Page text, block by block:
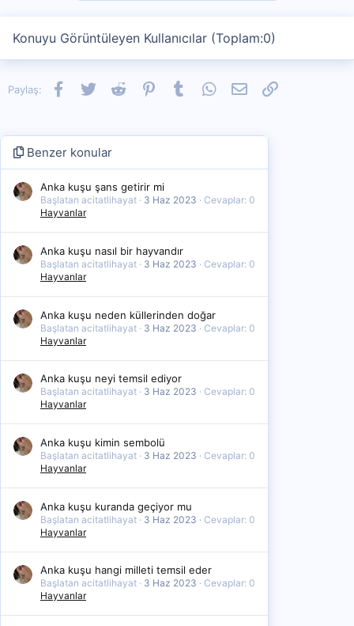
Konuyu Görüntüleyen Kullanıcılar (Toplam:0)
Paylaş: Facebook
TwitterReddit PinterestTumblrWhatsApp
E-postaLink
Benzer konular
Anka kuşu şans getirir mi
Başlatan acitatlihayat 3 Haz 2023
Cevaplar: 0
Hayvanlar
Anka kuşu nasıl bir hayvandır
Başlatan acitatlihayat 3 Haz 2023
Cevaplar: 0
Hayvanlar
Anka kuşu neden küllerinden doğar
Başlatan acitatlihayat 3 Haz 2023
Cevaplar: 0
Hayvanlar
Anka kuşu neyi temsil ediyor
Başlatan acitatlihayat 3 Haz 2023
Cevaplar: 0
Hayvanlar
Anka kuşu kimin sembolü
Başlatan acitatlihayat 3 Haz 2023
Cevaplar: 0
Hayvanlar
Anka kuşu kuranda geçiyor mu
Başlatan acitatlihayat 3 Haz 2023
Cevaplar: 0
Hayvanlar
Anka kuşu hangi milleti temsil eder
Başlatan acitatlihayat 3 Haz 2023
Cevaplar: 0
Hayvanlar